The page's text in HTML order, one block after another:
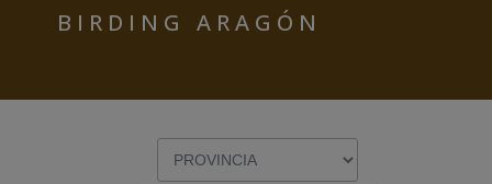
BIRDING ARAGÓN